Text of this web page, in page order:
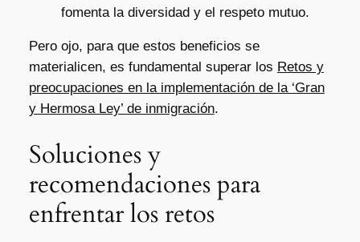
fomenta la diversidad y el respeto mutuo.
Pero ojo, para que estos beneficios se
materialicen, es fundamental superar los Retos y
preocupaciones en la implementación de la ‘Gran
y Hermosa Ley’ de inmigración.
Soluciones y
recomendaciones para
enfrentar los retos